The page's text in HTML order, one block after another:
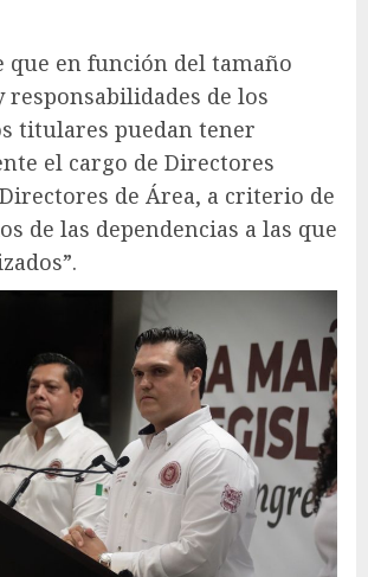
que en función del tamaño
de los
titulares puedan tener
el cargo de Directores
de Área, a criterio de
de las dependencias a las que